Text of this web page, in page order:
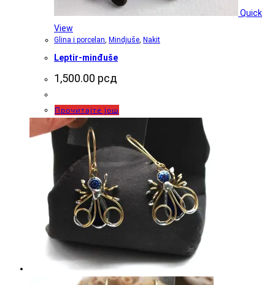
Quick
View
Glina i porcelan Mindjuše Nakit
Leptir-minđuše
1,500.00 рсд
Прочитајте још